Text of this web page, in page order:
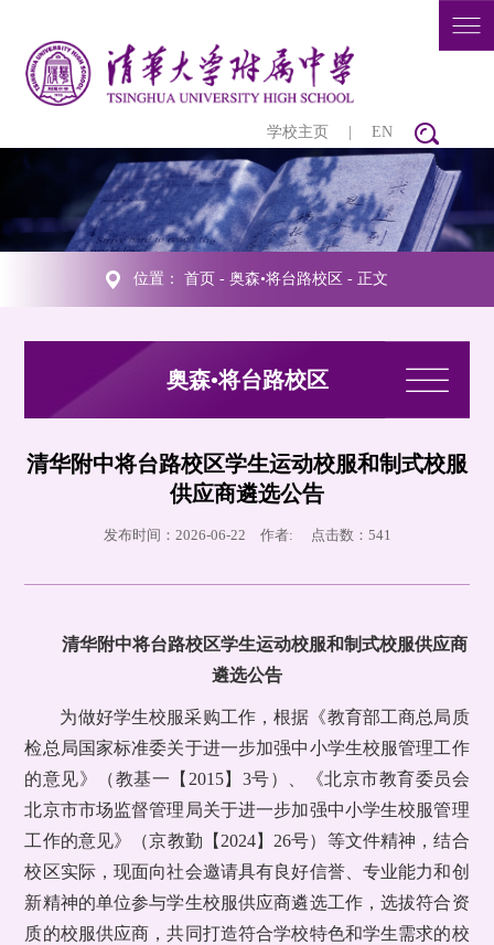
学校主页 EN
位置： 首页 - 奥森•将台路校区 - 正文
奥森•将台路校区
清华附中将台路校区学生运动校服和制式校服
供应商遴选公告
发布时间：2026-06-22 作者: 点击数： 541
清华附中将台路校区学生运动校服和制式校服供应商
遴选公告
为做好学生校服采购工作，根据《教育部工商总局质
检总局国家标准委关于进一步加强中小学生校服管理工作
的意见》（教基一【2015】3号）、《北京市教育委员会
北京市市场监督管理局关于进一步加强中小学生校服管理
工作的意见》（京教勤【2024】26号）等文件精神，结合
校区实际，现面向社会邀请具有良好信誉、专业能力和创
新精神的单位参与学生校服供应商遴选工作，选拔符合资
质的校服供应商，共同打造符合学校特色和学生需求的校